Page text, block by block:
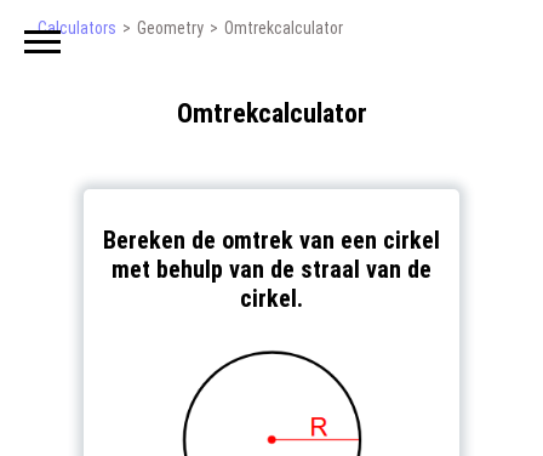
Calculators Geometry Omtrekcalculator
Omtrekcalculator
Bereken de omtrek van een cirkel
met behulp van de straal van de
cirkel.